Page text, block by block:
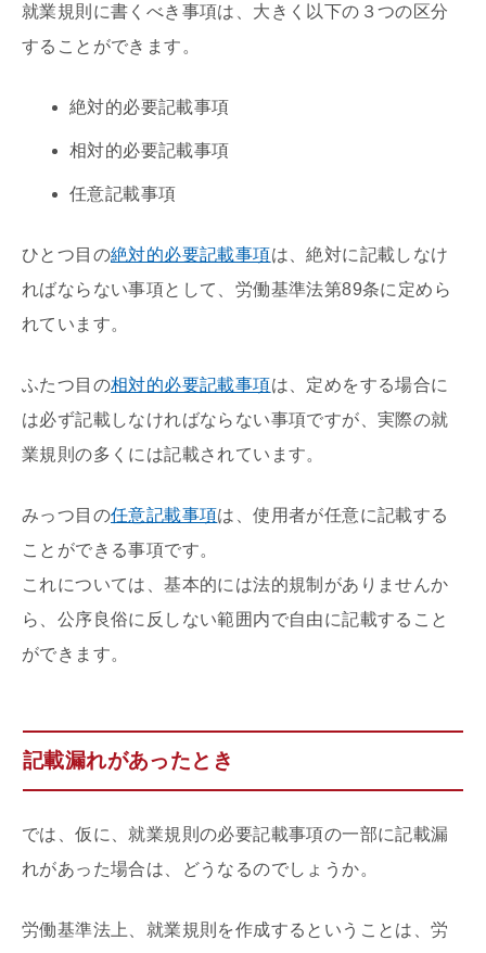
就業規則に書くべき事項は、大きく以下の３つの区分
することができます。
絶対的必要記載事項
相対的必要記載事項
任意記載事項
ひとつ目の絶対的必要記載事項は、絶対に記載しなけ
ればならない事項として、労働基準法第89条に定めら
れています。
ふたつ目の相対的必要記載事項は、定めをする場合に
は必ず記載しなければならない事項ですが、実際の就
業規則の多くには記載されています。
みっつ目の任意記載事項は、使用者が任意に記載する
ことができる事項です。
これについては、基本的には法的規制がありませんか
ら、公序良俗に反しない範囲内で自由に記載すること
ができます。
記載漏れがあったとき
では、仮に、就業規則の必要記載事項の一部に記載漏
れがあった場合は、どうなるのでしょうか。
労働基準法上、就業規則を作成するということは、労